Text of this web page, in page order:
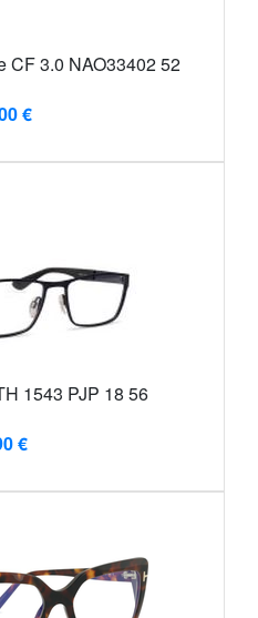
CF 3.0 NAO33402 52
€
1543 PJP 18 56
€